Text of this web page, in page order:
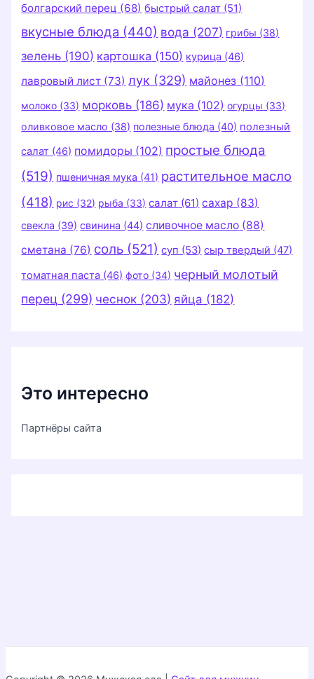
болгарский перец (68) быстрый салат (51)
вкусные блюда (440) вода (207) грибы (38)
зелень (190) картошка (150) курица (46)
лавровый лист (73) лук (329) майонез (110)
молоко (33) морковь (186) мука (102) огурцы (33)
оливковое масло (38) полезные блюда (40) полезный
салат (46) помидоры (102) простые блюда
(519) пшеничная мука (41) растительное масло
(418) рис (32) рыба (33) салат (61) сахар (83)
свекла (39) свинина (44) сливочное масло (88)
сметана (76) соль (521) суп (53) сыр твердый (47)
томатная паста (46) фото (34) черный молотый
перец (299) чеснок (203) яйца (182)
Это интересно
Партнёры сайта